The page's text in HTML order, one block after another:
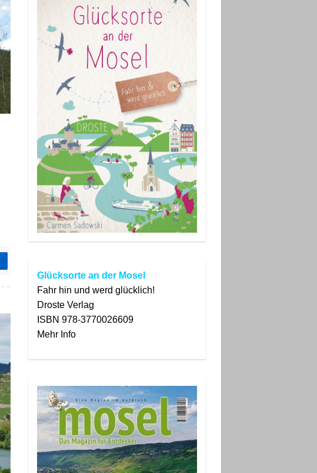
Glücksorte an der Mosel
Fahr hin und werd glücklich!
DrosteVerlag
ISBN 978-3770026609
Mehr Info